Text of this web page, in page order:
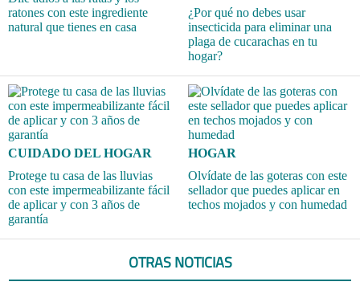
ratones con este ingrediente
natural que tienes en casa
¿Por qué no debes usar
insecticida para eliminar una
plaga de cucarachas en tu
hogar?
CUIDADO DEL HOGAR
Protege tu casa de las lluvias
con este impermeabilizante fácil
de aplicar y con 3 años de
garantía
HOGAR
Olvídate de las goteras con este
sellador que puedes aplicar en
techos mojados y con humedad
OTRAS NOTICIAS